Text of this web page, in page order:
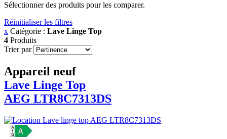
Sélectionner des produits pour les comparer.
Réinitialiser les filtres
x Catégorie : Lave Linge Top
4 Produits
Trier par
Appareil neuf
Lave Linge Top
AEG LTR8C7313DS